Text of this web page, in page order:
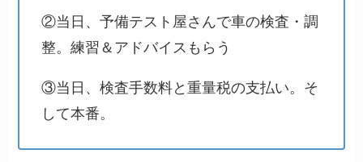
②当日、予備テスト屋さんで車の検査・調
整。練習＆アドバイスもらう
③当日、検査手数料と重量税の支払い。そ
して本番。